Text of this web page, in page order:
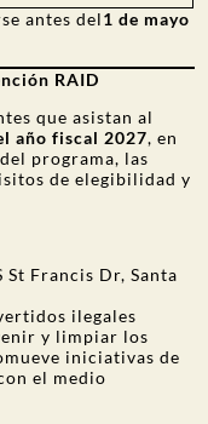
antes del1 de mayo
RAID
que asistan al
año fiscal 2027, en
programa, las
de elegibilidad y
Francis Dr, Santa
ilegales
y limpiar los
iniciativas de
el medio